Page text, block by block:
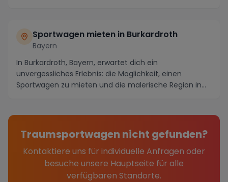
Sportwagen mieten in Burkardroth
Bayern
In Burkardroth, Bayern, erwartet dich ein
unvergessliches Erlebnis: die Möglichkeit, einen
Sportwagen zu mieten und die malerische Region in
Traumsportwagen nicht gefunden?
Kontaktiere uns für individuelle Anfragen oder
besuche unsere Hauptseite für alle
verfügbaren Standorte.